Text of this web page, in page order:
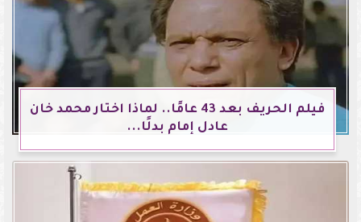
فيلم الحريف بعد 43 عامًا.. لماذا اختار محمد خان
عادل إمام بدلًا...